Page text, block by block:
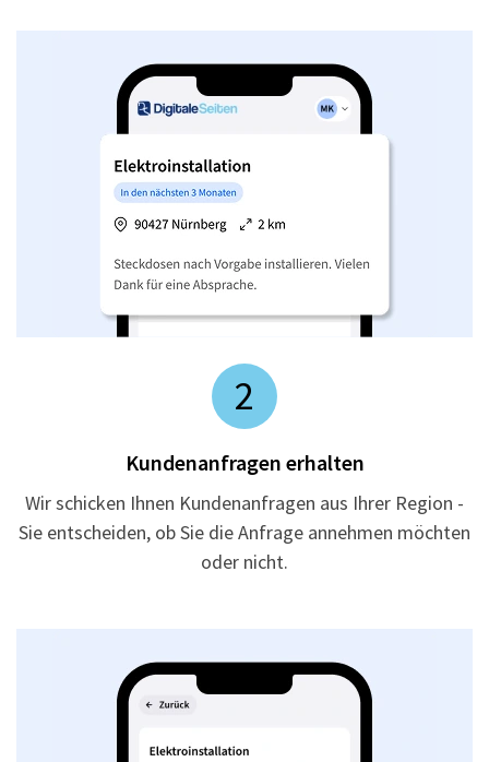
2
Kundenanfragen erhalten
Wir schicken Ihnen Kundenanfragen aus Ihrer Region -
Sie entscheiden, ob Sie die Anfrage annehmen möchten
oder nicht.